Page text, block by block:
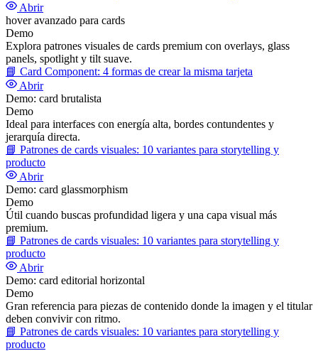
Abrir
hover avanzado para cards
Demo
Explora patrones visuales de cards premium con overlays, glass
panels, spotlight y tilt suave.
📘 Card Component: 4 formas de crear la misma tarjeta
Abrir
Demo: card brutalista
Demo
Ideal para interfaces con energía alta, bordes contundentes y
jerarquía directa.
📘 Patrones de cards visuales: 10 variantes para storytelling y
producto
Abrir
Demo: card glassmorphism
Demo
Útil cuando buscas profundidad ligera y una capa visual más
premium.
📘 Patrones de cards visuales: 10 variantes para storytelling y
producto
Abrir
Demo: card editorial horizontal
Demo
Gran referencia para piezas de contenido donde la imagen y el titular
deben convivir con ritmo.
📘 Patrones de cards visuales: 10 variantes para storytelling y
producto